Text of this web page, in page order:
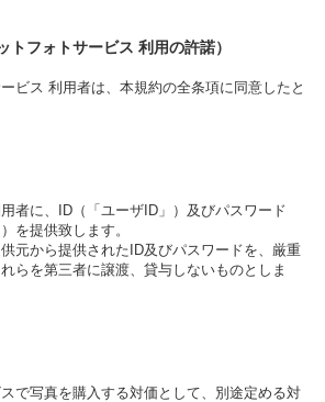
トフォトサービス 利用の許諾）
ビス 利用者は、本規約の全条項に同意したと
者に、ID（「ユーザID」）及びパスワード
を提供致します。
元から提供されたID及びパスワードを、厳重
らを第三者に譲渡、貸与しないものとしま
で写真を購入する対価として、別途定める対